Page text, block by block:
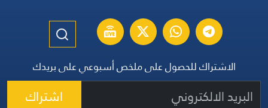
الاشتراك للحصول على ملخص أسبوعي على بريدك
اشتراك